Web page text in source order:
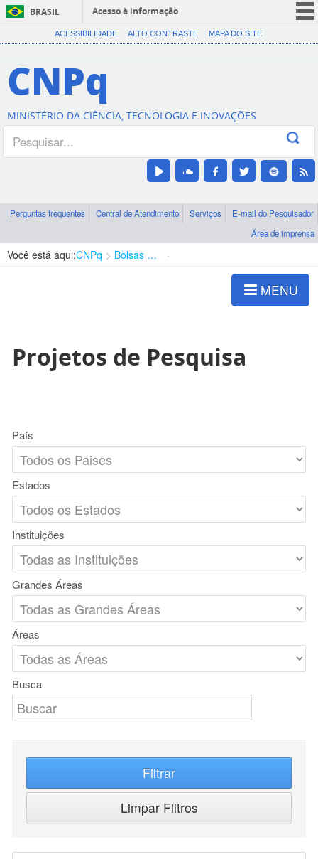
BRASIL
Acesso à informação
CORONAVÍRUS (COVID-19)
Canais
ACESSIBILIDADE ALTO CONTRASTE MAPA DO SITE
CNPq
MINISTÉRIO DA CIÊNCIA, TECNOLOGIA E INOVAÇÕES
Perguntas frequentes Central de Atendimento Serviços
E-mail do Pesquisador
Área de imprensa
Você está aqui:CNPq Bolsas e Auxílios Vigentes
MENU
Projetos de Pesquisa
País
Estados
Instituições
Grandes Áreas
Áreas
Busca
Filtrar
Limpar Filtros